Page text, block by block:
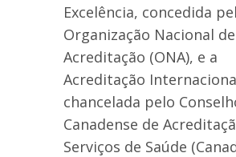
Excelência, concedida
Organização Nacional de
Acreditação (ONA), e a
Acreditação
chancelada pelo
Canadense de
Serviços de Saúde